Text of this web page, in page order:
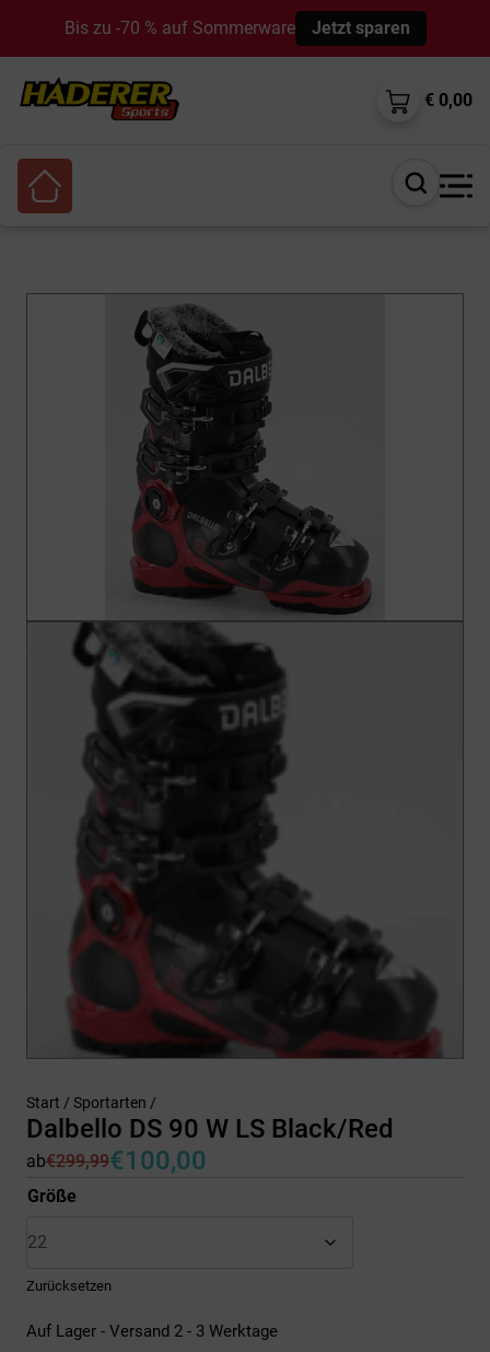
Bis zu -70 % auf Sommerware Jetzt sparen
€ 0,00
Suche
Start / Sportarten /
Dalbello DS 90 W LS Black/Red
ab€299,99
Ursprünglicher
Preis
war:
€100,00
Aktueller
Preis
ist:
Größe
Zurücksetzen
Auf Lager - Versand 2 - 3 Werktage